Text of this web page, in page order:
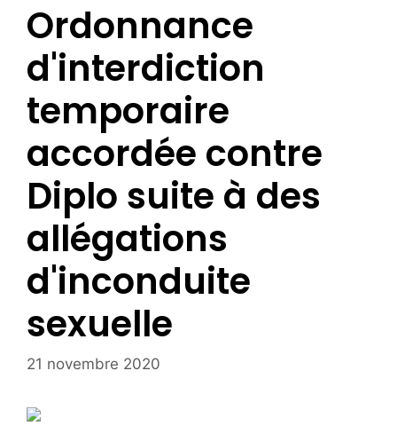
Ordonnance
d'interdiction
temporaire
accordée contre
Diplo suite à des
allégations
d'inconduite
sexuelle
21 novembre 2020